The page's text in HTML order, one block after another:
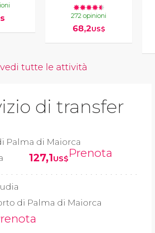
272 opinioni
68,2US$
vedi tutte le attività
di transfer
Palma di Maiorca
127,1US$Prenota
di Palma di Maiorca